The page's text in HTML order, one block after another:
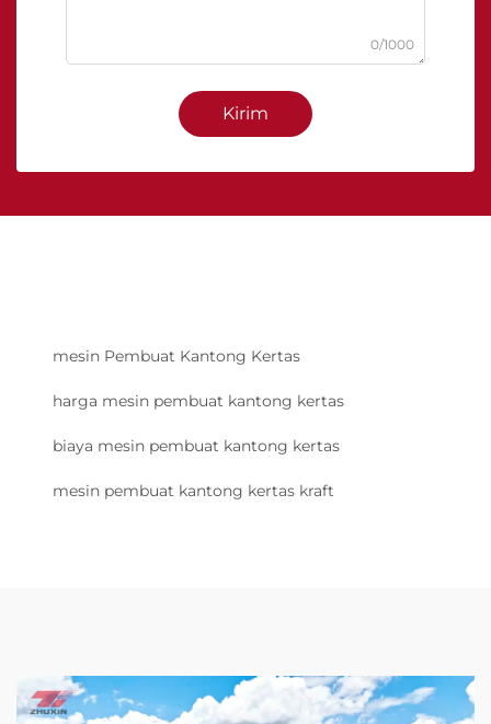
0/1000
Kirim
mesin Pembuat Kantong Kertas
harga mesin pembuat kantong kertas
biaya mesin pembuat kantong kertas
mesin pembuat kantong kertas kraft